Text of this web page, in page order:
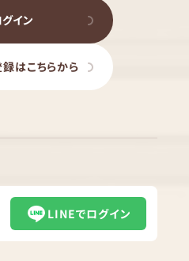
イン
はこちらから
LINEでログイン